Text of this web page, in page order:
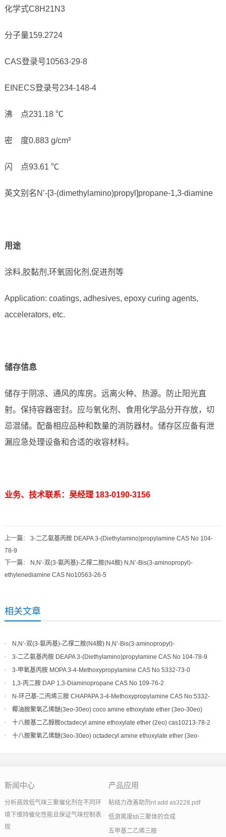
化学式C8H21N3
分子量159.2724
CAS登录号10563-29-8
EINECS登录号234-148-4
沸 点231.18 ℃
密 度0.883 g/cm³
闪 点93.61 ℃
英文别名N’-[3-(dimethylamino)propyl]propane-1,3-diamine
用途
涂料,胶黏剂,环氧固化剂,促进剂等
Application: coatings, adhesives, epoxy curing agents,
accelerators, etc.
储存信息
储存于阴凉、通风的库房。远离火种、热源。防止阳光直
射。保持容器密封。应与氧化剂、食用化学品分开存放，切
忌混储。配备相应品种和数量的消防器材。储存区应备有泄
漏应急处理设备和合适的收容材料。
业务、技术联系：吴经理 183-0190-3156
上一篇： 3-二乙氨基丙胺 DEAPA 3-(Diethylamino)propylamine CAS No 104-
78-9
下一篇：
N,N’-双(3-氨丙基)-乙撑二胺(N4胺) N,N’-Bis(3-aminopropyl)-
ethylenediamine CAS No10563-26-5
相关文章
N,N’-双(3-氨丙基)-乙撑二胺(N4胺) N,N’-Bis(3-aminopropyl)-
ethylenediamine CAS No10563-26-5
3-二乙氨基丙胺 DEAPA 3-(Diethylamino)propylamine CAS No 104-78-9
3-甲氧基丙胺 MOPA 3-4-Methoxypropylamine CAS No 5332-73-0
1,3-丙二胺 DAP 1,3-Diaminopropane CAS No 109-76-2
N-环己基-二丙烯三胺 CHAPAPA 3-4-Methoxypropylamine CAS No:5332-
73-0椰油胺聚氧乙烯醚(3eo-30eo) coco amine ethoxylate ether (3eo-30eo)
cas61791-14-8
十八胺基二乙醇胺octadecyl amine ethoxylate ether (2eo) cas10213-78-2
十八胺聚氧乙烯醚(3eo-30eo) octadecyl amine ethoxylate ether (3eo-
新闻中心
分析高效低气味三聚催化剂在不同环
境下维持催化性能且保证气味控制表
现
产品应用
粘结力改善助剂nt add as3228.pdf
低游离度tdi三聚体的合成
五甲基二乙烯三胺